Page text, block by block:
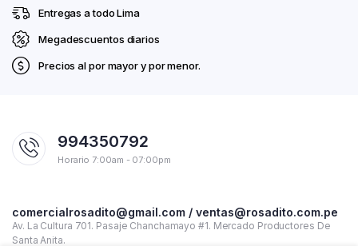
Entregas a todo Lima
Megadescuentos diarios
Precios al por mayor y por menor.
994350792
Horario 7:00am - 07:00pm
comercialrosadito@gmail.com / ventas@rosadito.com.pe
Av. La Cultura 701. Pasaje Chanchamayo #1. Mercado Productores De
Santa Anita.